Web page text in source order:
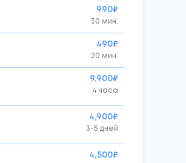
990₽
30 мин.
490₽
20 мин.
9,900₽
4 часа
4,900₽
3-5 дней
4,500₽